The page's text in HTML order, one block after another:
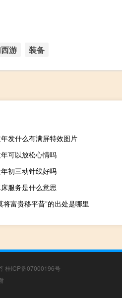
游 装备
发什么有满屏特效图片
可以放松心情吗
初三动针线好吗
服务是什么意思
将富贵移平昔”的出处是哪里
桂ICP备07000196号